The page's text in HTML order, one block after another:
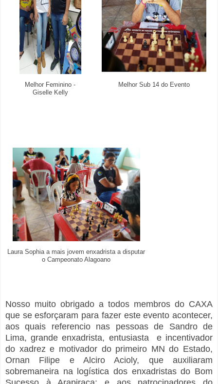
Melhor Sub 14 do Evento
Melhor Feminino -
Giselle Kelly
Laura Sophia a mais jovem enxadrista a disputar
o Campeonato Alagoano
Nosso muito obrigado a todos membros do CAXA
que se esforçaram para fazer este evento acontecer,
aos quais referencio nas pessoas de Sandro de
Lima, grande enxadrista, entusiasta e incentivador
do xadrez e motivador do primeiro MN do Estado,
Ornan Filipe e Alciro Acioly, que auxiliaram
sobremaneira na logística dos enxadristas do Bom